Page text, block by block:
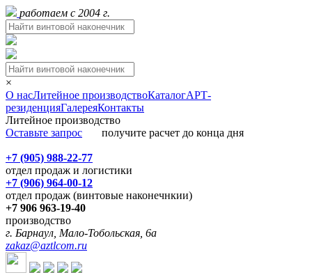
работаем с 2004 г.
×
О насЛитейное производствоКаталогАРТ-
резиденцияГалереяКонтакты
Литейное производство
Оставьте запрос получите расчет до конца дня
+7 (905) 988-22-77
отдел продаж и логистики
+7 (906) 964-00-12
отдел продаж (винтовые наконечнкии)
+7 906 963-19-40
производство
г. Барнаул, Мало-Тобольская, 6а
zakaz@aztlcom.ru